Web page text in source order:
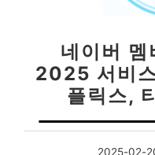
네이버 멤
2025 서비
플릭스,
2025-02-